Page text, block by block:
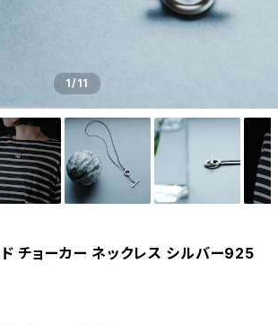
1/11
チョーカー ネックレス シルバー925